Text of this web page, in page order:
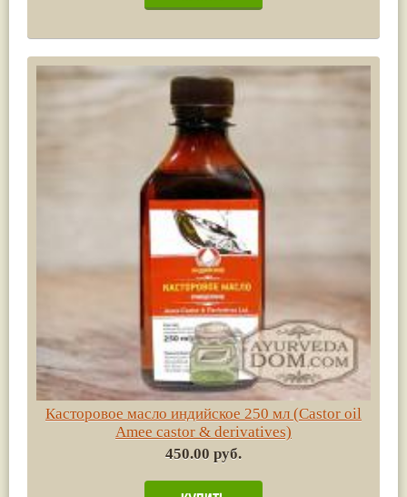
Касторовое масло индийское 250 мл (Castor oil
Amee castor & derivatives)
450.00 руб.